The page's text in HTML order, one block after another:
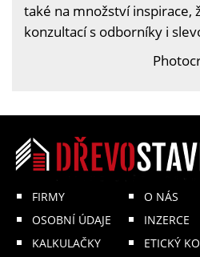
také na množství inspirace,
konzultací s odborníky i
FIRMY
OSOBNÍ ÚDAJE
KALKULAČKY
O NÁS
INZERCE
ETICKÝ